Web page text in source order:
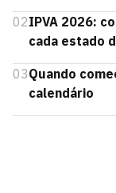
02IPVA 2026:
cada estado
03Quando
calendário